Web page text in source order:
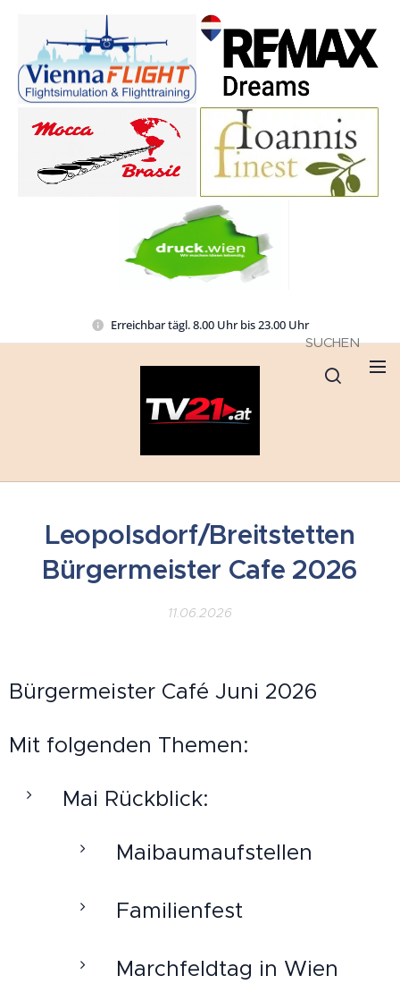
Erreichbar tägl. 8.00 Uhr bis 23.00 Uhr
SUCHEN
Leopolsdorf/Breitstetten
Bürgermeister Cafe 2026
11.06.2026
Bürgermeister Café Juni 2026
Mit folgenden Themen:
Mai Rückblick:
Maibaumaufstellen
Familienfest
Marchfeldtag in Wien